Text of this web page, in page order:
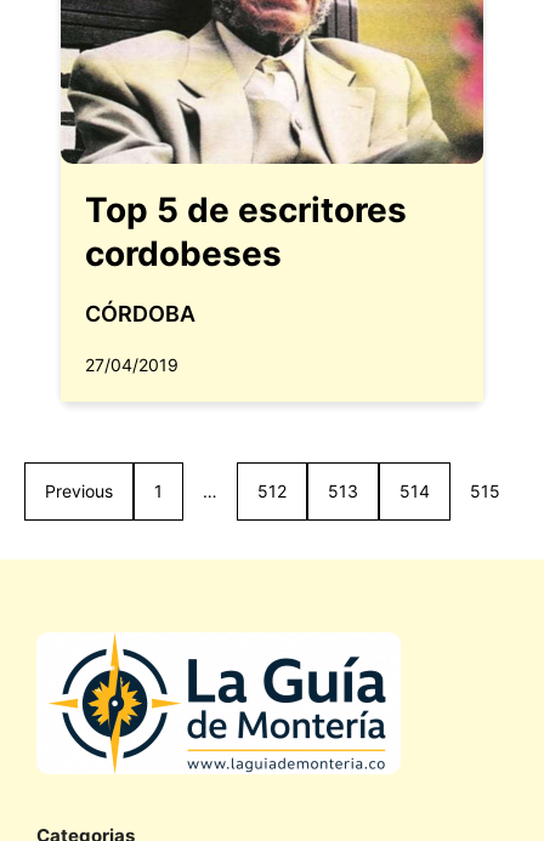
Top 5 de escritores
cordobeses
CÓRDOBA
27/04/2019
Previous 1 … 512 513 514 515
Categorias